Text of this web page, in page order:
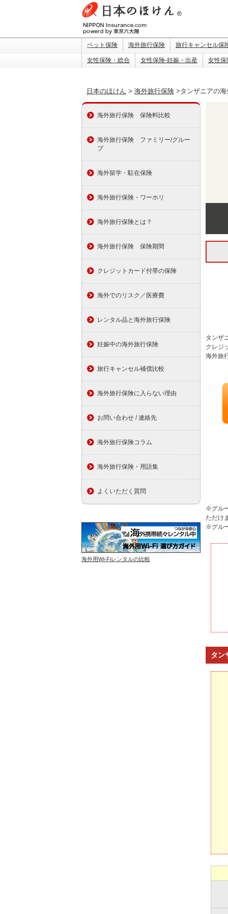
ペット保険 海外旅行保険 旅行キャンセル保
女性保険・総合 女性保険-妊娠・出産 女性保
日本のほけん > 海外旅行保険 >タンザニアの
海外旅行保険 保険料比較
海外旅行保険 ファミリー/グルー
プ
海外留学・駐在保険
海外旅行保険・ワーホリ
海外旅行保険とは？
海外旅行保険 保険期間
クレジットカード付帯の保険
海外でのリスク／医療費
レンタル品と海外旅行保険
妊娠中の海外旅行保険
旅行キャンセル補償比較
海外旅行保険に入らない理由
お問い合わせ / 連絡先
海外旅行保険コラム
海外旅行保険・用語集
よくいただく質問
海外用Wi-Fiレンタルの比較
タンザ
クレジ
海外旅
※グル
ただけ
※グル
タン